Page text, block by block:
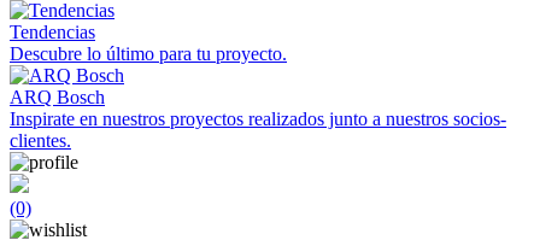
Tendencias
Descubre lo último para tu proyecto.
ARQ Bosch
Inspirate en nuestros proyectos realizados junto a nuestros socios-
clientes.
(0)